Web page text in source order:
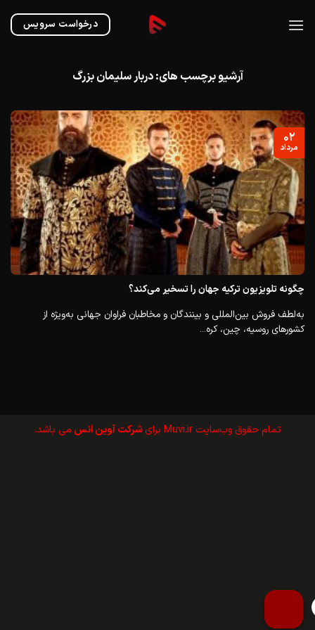
درخواست سرویس
آرشیو برچسب های:دربار سلیمان بزرگ
چگونه تلویزیون ترکیه جهان را تسخیر می‌کند؟
به‌لطف فروش بین‌المللی و بینندگان و مخاطبان فراوان جهانی به‌ویژه از
کشورهای روسیه، چین، کره...
۰۲
مرداد
تمام حقوق وب‌سايت Muvi.ir برای شرکت آوین انس می باشد.